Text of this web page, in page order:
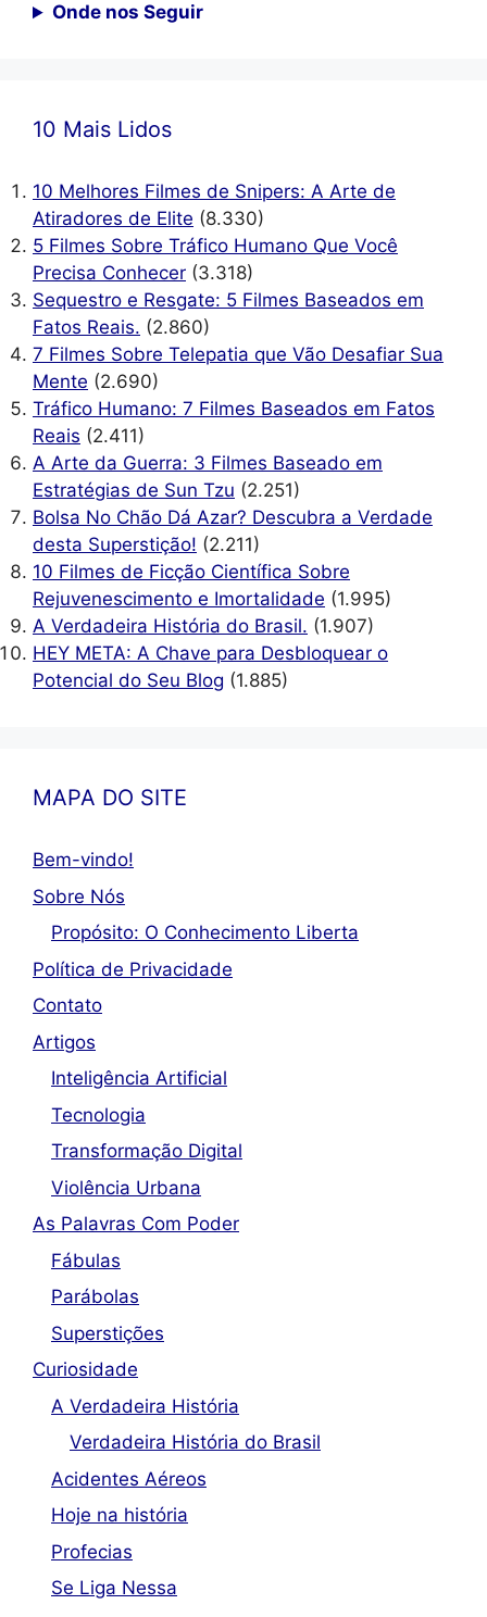
Onde nos Seguir
10 Mais Lidos
10 Melhores Filmes de Snipers: A Arte de
Atiradores de Elite (8.330)
5 Filmes Sobre Tráfico Humano Que Você
Precisa Conhecer (3.318)
Sequestro e Resgate: 5 Filmes Baseados em
Fatos Reais. (2.860)
7 Filmes Sobre Telepatia que Vão Desafiar Sua
Mente (2.690)
Tráfico Humano: 7 Filmes Baseados em Fatos
Reais (2.411)
A Arte da Guerra: 3 Filmes Baseado em
Estratégias de Sun Tzu (2.251)
Bolsa No Chão Dá Azar? Descubra a Verdade
desta Superstição! (2.211)
10 Filmes de Ficção Científica Sobre
Rejuvenescimento e Imortalidade (1.995)
A Verdadeira História do Brasil. (1.907)
HEY META: A Chave para Desbloquear o
Potencial do Seu Blog (1.885)
MAPA DO SITE
Bem-vindo!
Sobre Nós
Propósito: O Conhecimento Liberta
Política de Privacidade
Contato
Artigos
Inteligência Artificial
Tecnologia
Transformação Digital
Violência Urbana
As Palavras Com Poder
Fábulas
Parábolas
Superstições
Curiosidade
A Verdadeira História
Verdadeira História do Brasil
Acidentes Aéreos
Hoje na história
Profecias
Se Liga Nessa